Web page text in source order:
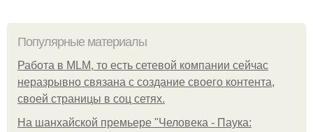
Популярные материалы
Работа в MLM, то есть сетевой компании сейчас
неразрывно связана с создание своего контента,
своей страницы в соц сетях.
На шанхайской премьере "Человека - Паука: